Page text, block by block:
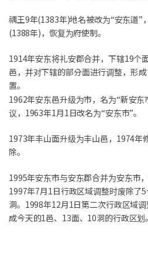
禑王9年(1383年)地名被改为“安东道”
(1388年)，恢复为府使制。
1914年安东将礼安郡合并，下辖19个
邑，并对下辖的部分面进行调整，形
置。
1962年安东邑升级为市，名为“新安
议，1963年1月1日改名为“安东市”。
1973年丰山面升级为丰山邑，1974年
除。
1995年安东市与安东郡合并为安东市
1997年7月1日行政区域调整时废除了
洞。1998年12月1日第二次行政区域
成今天的1邑、13面、10洞的行政区划。